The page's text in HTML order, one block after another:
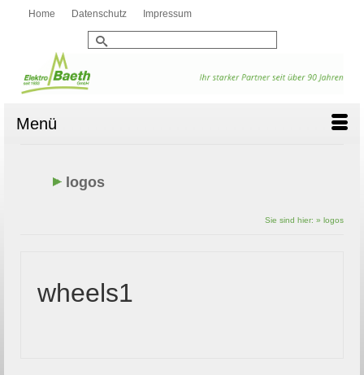
Home Datenschutz Impressum
Suche
nach:
Menü
logos
Sie sind hier: » logos
wheels1